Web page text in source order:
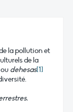
la pollution et
de la
dehesas[1]